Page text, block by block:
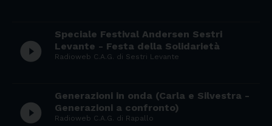
play_circle_filled
Speciale Festival Andersen Sestri
Levante - Festa della Solidarietà
Radioweb C.A.G. di Sestri Levante
play_circle_filled
Generazioni in onda (Carla e Silvestra -
Generazioni a confronto)
Radioweb C.A.G. di Rapallo